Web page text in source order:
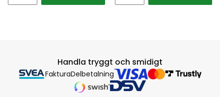
Handla tryggt och smidigt
FakturaDelbetalning